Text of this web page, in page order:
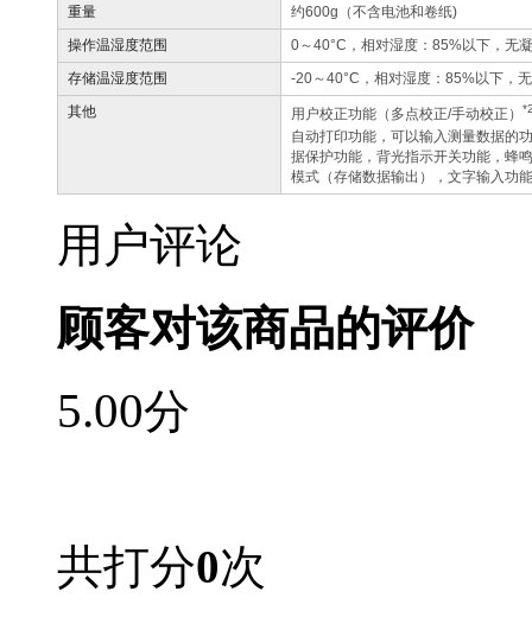
重量
约600g（不含电池和卷纸)
操作温湿度范围
0～40°C，相对湿度：85%以下，无
存储温湿度范围
-20～40°C，相对湿度：85%以下，
其他
用户校正功能（多点校正/手动校正）
自动打印功能，可以输入测量数据的
据保护功能，背光指示开关功能，蜂
模式（存储数据输出），文字输入功能
用户评论
顾客对该商品的评价
5.00分
共打分0次